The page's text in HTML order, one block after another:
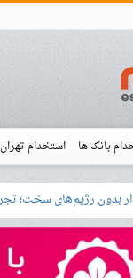
بانک ها استخدام تهران
فروشگاه استخدام
آلمانی چگونه اس